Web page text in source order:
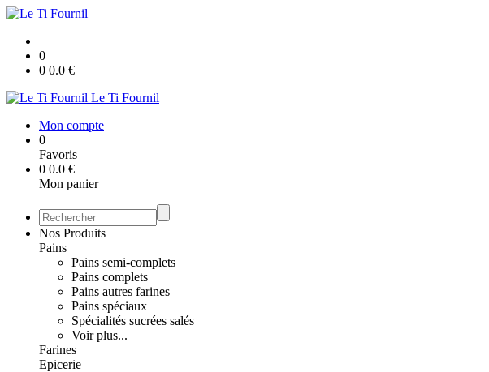
0
0 0.0 €
Le Ti Fournil
Mon compte
0
Favoris
0 0.0 €
Mon panier
Nos Produits
Pains
Pains semi-complets
Pains complets
Pains autres farines
Pains spéciaux
Spécialités sucrées salés
Voir plus...
Farines
Epicerie